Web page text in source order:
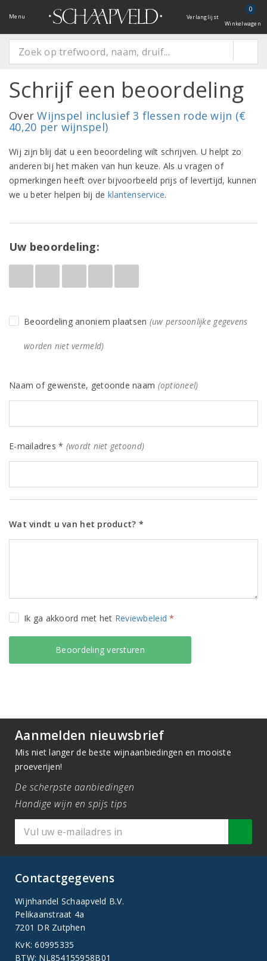
Menu Verlanglijst
0
Winkelwagen
Schrijf een beoordeling
OverWijnspel inclusief 3 flessen rode wijn (€
40,20 per wijnspel)
Wij zijn blij dat u een beoordeling wilt schrijven. U helpt zo
anderen bij het maken van hun keuze. Als u vragen of
opmerkingen heeft over bijvoorbeeld prijs of levertijd, kunnen
we u beter helpen bij de klantenservice.
Uw beoordeling:
Beoordeling anoniem plaatsen (uw persoonlijke gegevens
worden niet vermeld)
Naam of gewenste, getoonde naam (optioneel)
E-mailadres * (wordt niet getoond)
Wat vindt u van het product? *
Ik ga akkoord met het Reviewbeleid *
Aanmelden nieuwsbrief
Mis niet langer de beste wijnaanbiedingen en mooiste
proeverijen!
De scherpste aanbiedingen
Handige wijn en spijs tips
Contactgegevens
Wijnhandel Schaapveld B.V.
Pelikaanstraat 4a
7201 DR Zutphen
KvK: 60995335
BTW: NL854155958B01